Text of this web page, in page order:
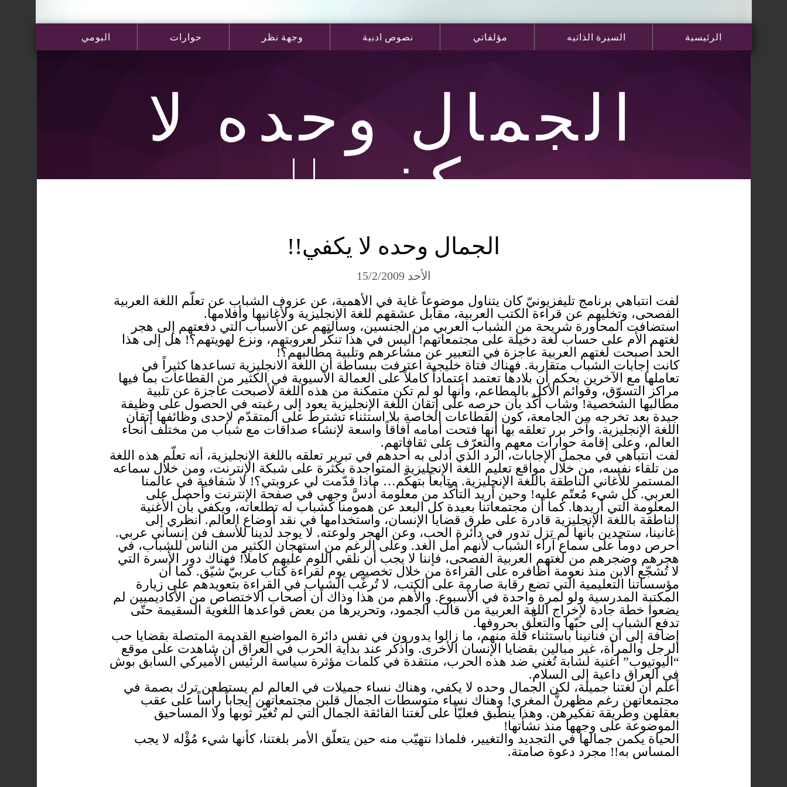
الرئيسية السيرة الذاتيه مؤلفاتي نصوص ادبية وجهة نظر حوارات البومي
الجمال وحده لا
يكفي!!
الجمال وحده لا يكفي!!
الأحد 15/2/2009
لفت انتباهي برنامج تليفزيونيّ كان يتناول موضوعاً غاية في الأهمية، عن عزوف الشباب عن تعلّم اللغة العربية
الفصحى، وتخليهم عن قراءة الكتب العربية، مقابل عشقهم للغة الانجليزية ولأغانيها وأفلامها.
استضافت المحاورة شريحة من الشباب العربي من الجنسين، وسألتهم عن الأسباب التي دفعتهم إلى هجر
لغتهم الأم على حساب لغة دخيلة على مجتمعاتهم! أليس في هذا تنكّر لعروبتهم، ونزع لهويتهم؟! هل إلى هذا
الحد أصبحت لغتهم العربية عاجزة في التعبير عن مشاعرهم وتلبية مطالبهم؟!
كانت إجابات الشباب متقاربة. فهناك فتاة خليجية اعترفت ببساطة أن اللغة الانجليزية تساعدها كثيراً في
تعاملها مع الآخرين بحكم أن بلادها تعتمد اعتماداً كاملاً على العمالة الآسيوية في الكثير من القطاعات بما فيها
مراكز التسوّق، وقوائم الأكل بالمطاعم، وأنها لو لم تكن متمكنة من هذه اللغة لأصبحت عاجزة عن تلبية
مطالبها الشخصية! وشاب أكّد بأن حرصه على إتقان اللغة الإنجليزية يعود إلى رغبته في الحصول على وظيفة
جيدة بعد تخرجه من الجامعة، كون القطاعات الخاصة بلا استثناء تشترط على المتقدّم لإحدى وظائفها إتقان
اللغة الإنجليزية. وآخر برر تعلقه بها أنها فتحت أمامه آفاقاً واسعة لإنشاء صداقات مع شباب من مختلف أنحاء
العالم، وعلى إقامة حوارات معهم والتعرّف على ثقافاتهم.
لفت انتباهي في مجمل الإجابات، الرد الذي أدلى به أحدهم في تبرير تعلقه باللغة الإنجليزية، أنه تعلّم هذه اللغة
من تلقاء نفسه، من خلال مواقع تعليم اللغة الإنجليزية المتواجدة بكثرة على شبكة الإنترنت، ومن خلال سماعه
المستمر للأغاني الناطقة باللغة الإنجليزية. متابعاً بتهكّم… ماذا قدّمت لي عروبتي؟! لا شفافية في عالمنا
العربي. كل شيء مُعتّم عليه! وحين أريد التأكّد من معلومة أدسَّ وجهي في صفحة الإنترنت وأحصل على
المعلومة التي أريدها. كما أن مجتمعاتنا بعيدة كل البعد عن همومنا كشباب له تطلعاته، ويكفي بأن الأغنية
الناطقة باللغة الإنجليزية قادرة على طرق قضايا الإنسان، واستخدامها في نقد أوضاع العالم. انظري إلى
أغانينا، ستجدين بأنها لم تزل تدور في دائرة الحب، وعن الهجر ولوعته. لا يوجد لدينا للأسف فن إنساني عربي.
أحرص دوماً على سماع آراء الشباب لأنهم أمل الغد. وعلى الرغم من استهجان الكثير من الناس للشباب، في
هجرهم وضجرهم من لغتهم العربية الفصحى، فإننا لا يجب أن نلقي اللوم عليهم كاملاً! فهناك دور الأسرة التي
لا تُشجّع الابن منذ نعومة أظافره على القراءة من خلال تخصيص يوم لقراءة كتاب عربيّ شيّق. كما أن
مؤسساتنا التعليمية التي تضع رقابة صارمة على الكتب، لا تُرغّب الشباب في القراءة بتعويدهم على زيارة
المكتبة المدرسية ولو لمرة واحدة في الأسبوع. والأهم من هذا وذاك أن أصحاب الاختصاص من الأكاديميين لم
يضعوا خطة جادة لإخراج اللغة العربية من قالب الجمود، وتحريرها من بعض قواعدها اللغوية السقيمة حتّى
تدفع الشباب إلى حبّها والتعلّق بحروفها.
إضافة إلى أن فنانينا باستثناء قلة منهم، ما زالوا يدورون في نفس دائرة المواضيع القديمة المتصلة بقضايا حب
الرجل والمرأة، غير مبالين بقضايا الإنسان الأخرى. وأذكر عند بداية الحرب في العراق أن شاهدت على موقع
“اليوتيوب” أغنية لشابة تُغني ضد هذه الحرب، منتقدة في كلمات مؤثرة سياسة الرئيس الأميركي السابق بوش
في العراق داعية إلى السلام.
أعلم أن لغتنا جميلة، لكن الجمال وحده لا يكفي، وهناك نساء جميلات في العالم لم يستطعن ترك بصمة في
مجتمعاتهن رغم مظهرنَّ المغري! وهناك نساء متوسطات الجمال قلبن مجتمعاتهن إيجاباً رأساً على عقب
بعقلهن وطريقة تفكيرهن. وهذا ينطبق فعليّاً على لغتنا الفائقة الجمال التي لم تُغيّر ثوبها ولا المساحيق
الموضوعة على وجهها منذ نشأتها!
الحياة يكمن جمالها في التجديد والتغيير، فلماذا نتهيّب منه حين يتعلّق الأمر بلغتنا، كأنها شيء مُؤْله لا يجب
المساس به!! مجرد دعوة صامتة.